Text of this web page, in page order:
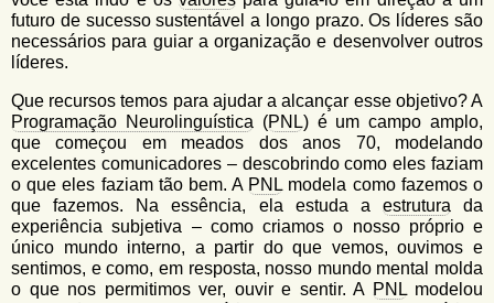
futuro de sucesso sustentável a longo prazo. Os líderes são
necessários para guiar a organização e desenvolver outros
líderes.
Que recursos temos para ajudar a alcançar esse objetivo? A
Programação Neurolinguística(PNL) é um campo amplo,
que começou em meados dos anos 70, modelando
excelentes comunicadores – descobrindo como eles faziam
o que eles faziam tão bem. A PNL modela como fazemos o
que fazemos. Na essência, ela estuda a estruturada
experiência subjetiva – como criamos o nosso próprio e
único mundo interno, a partir do que vemos, ouvimos e
sentimos, e como, em resposta, nosso mundo mental molda
o que nos permitimos ver, ouvir e sentir. A PNLmodelou